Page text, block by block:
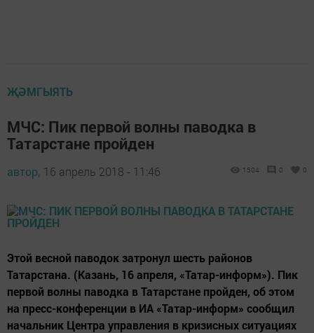
ҖӘМГЫЯТЬ
МЧС: Пик первой волны паводка в
Татарстане пройден
автор, 16 апрель 2018 - 11:46 1504 0 0
Этой весной паводок затронул шесть районов
Татарстана. (Казань, 16 апреля, «Татар-информ»). Пик
первой волны паводка в Татарстане пройден, об этом
на пресс-конференции в ИА «Татар-информ» сообщил
начальник Центра управления в кризисных ситуациях